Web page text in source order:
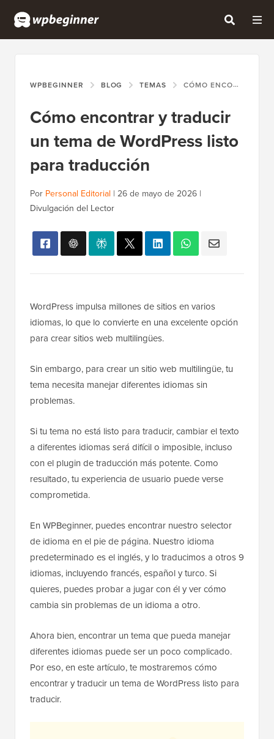
WPBEGINNER BLOG TEMAS CÓMO ENCONTRAR Y TRADUCIR UN TEMA DE WORDPRESS LISTO PARA TRADUCCIÓN
Cómo encontrar y traducir
un tema de WordPress listo
para traducción
Por Personal Editorial | 26 de mayo de 2026 |
Divulgación del Lector
WordPress impulsa millones de sitios en varios
idiomas, lo que lo convierte en una excelente opción
para crear sitios web multilingües.
Sin embargo, para crear un sitio web multilingüe, tu
tema necesita manejar diferentes idiomas sin
problemas.
Si tu tema no está listo para traducir, cambiar el texto
a diferentes idiomas será difícil o imposible, incluso
con el plugin de traducción más potente. Como
resultado, tu experiencia de usuario puede verse
comprometida.
En WPBeginner, puedes encontrar nuestro selector
de idioma en el pie de página. Nuestro idioma
predeterminado es el inglés, y lo traducimos a otros 9
idiomas, incluyendo francés, español y turco. Si
quieres, puedes probar a jugar con él y ver cómo
cambia sin problemas de un idioma a otro.
Ahora bien, encontrar un tema que pueda manejar
diferentes idiomas puede ser un poco complicado.
Por eso, en este artículo, te mostraremos cómo
encontrar y traducir un tema de WordPress listo para
traducir.